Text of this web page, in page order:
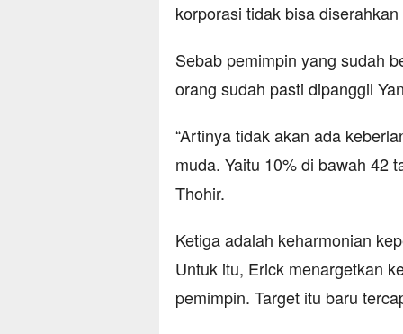
korporasi tidak bisa
Sebab pemimpin yang sudah
orang sudah pasti dipanggil
“Artinya tidak akan ada
muda. Yaitu 10% di bawah 42
Thohir.
Ketiga adalah keharmonian
Untuk itu, Erick menargetkan
pemimpin. Target itu baru